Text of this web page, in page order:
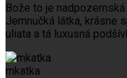
Bože to je nadpozemská
Jemnučká látka, krásne
uliata a tá luxusná
mkatka